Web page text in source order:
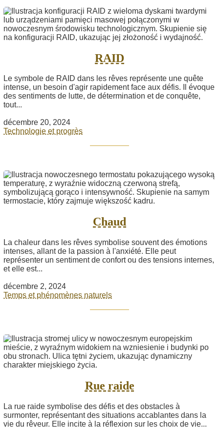
RAID
Le symbole de RAID dans les rêves représente une quête
intense, un besoin d'agir rapidement face aux défis. Il évoque
des sentiments de lutte, de détermination et de conquête,
tout...
décembre 20, 2024
Technologie et progrès
Chaud
La chaleur dans les rêves symbolise souvent des émotions
intenses, allant de la passion à l'anxiété. Elle peut
représenter un sentiment de confort ou des tensions internes,
et elle est...
décembre 2, 2024
Temps et phénomènes naturels
Rue raide
La rue raide symbolise des défis et des obstacles à
surmonter, représentant des situations accablantes dans la
vie du rêveur. Elle incite à la réflexion sur les choix de vie...